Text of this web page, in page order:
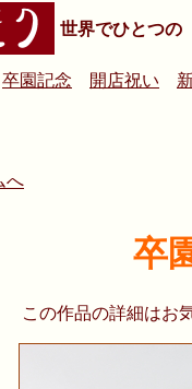
世界でひとつの
卒園記念 開店祝い
へ
卒
この作品の詳細はお